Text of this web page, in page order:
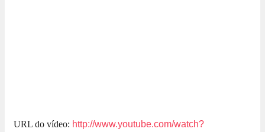
URL do vídeo: http://www.youtube.com/watch?